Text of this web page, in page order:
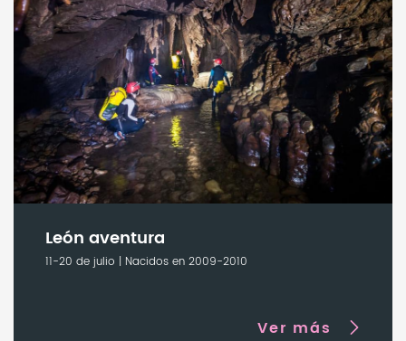
León aventura
11-20 de julio | Nacidos en 2009-2010
Ver más